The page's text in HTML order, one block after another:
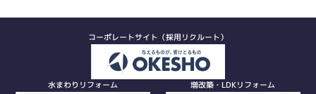
コーポレートサイト（採用リクルート）
水まわりリフォーム 増改築・LDKリフォーム